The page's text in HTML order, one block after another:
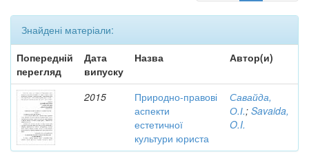
Знайдені матеріали:
Попередній
перегляд
Дата
випуску
Назва Автор(и)
2015
Природно-правові
аспекти
естетичної
культури юриста
Савайда,
О.І.; Savaida,
O.I.